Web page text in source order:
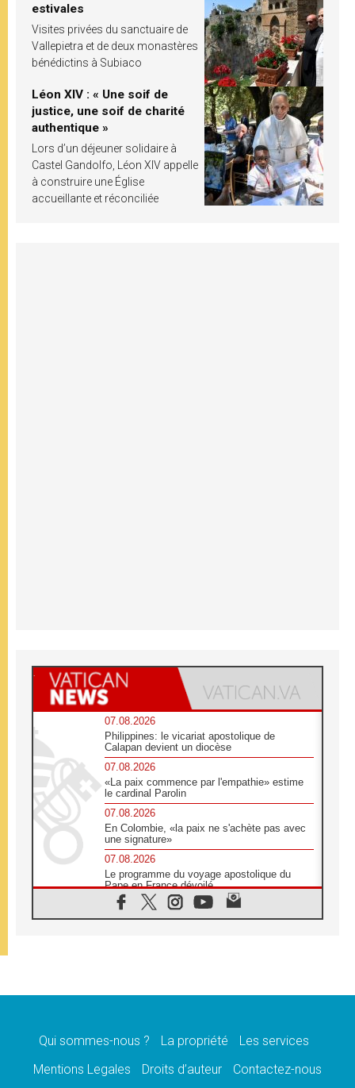
estivales
Visites privées du sanctuaire de
Vallepietra et de deux monastères
bénédictins à Subiaco
Léon XIV : « Une soif de
justice, une soif de charité
authentique »
Lors d’un déjeuner solidaire à
Castel Gandolfo, Léon XIV appelle
à construire une Église
accueillante et réconciliée
07.08.2026
Philippines: le vicariat apostolique de
Calapan devient un diocèse
07.08.2026
«La paix commence par l'empathie» estime
le cardinal Parolin
07.08.2026
En Colombie, «la paix ne s'achète pas avec
une signature»
07.08.2026
Le programme du voyage apostolique du
Pape en France dévoilé
07.08.2026
1ère Conférence continentale sur l'éducation
07.08.2026
07.08.2026
lancement des «dix jours de prière pour la
paix»
Qui sommes-nous ? La propriété
Les services
Mentions Legales
Droits d’auteur Contactez-nous